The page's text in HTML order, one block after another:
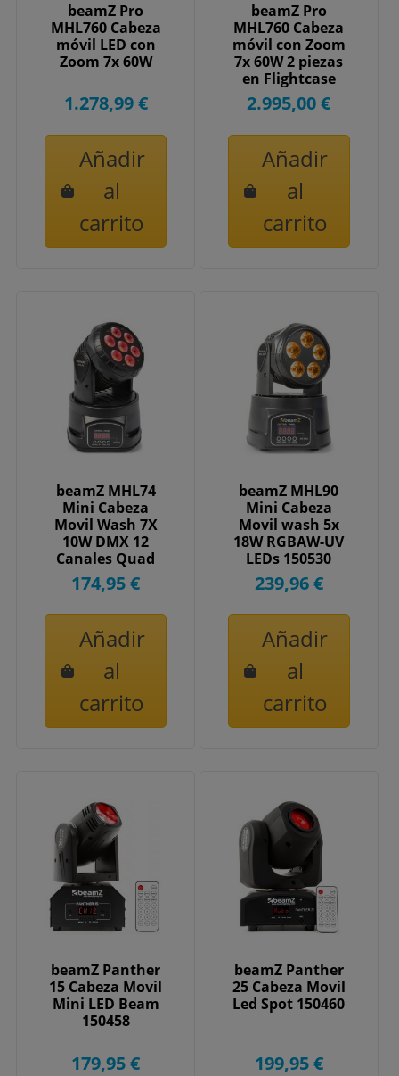
beamZ Pro
MHL760 Cabeza
móvil LED con
Zoom 7x 60W
1.278,99 €
Añadir
al
carrito
beamZ Pro
MHL760 Cabeza
móvil con Zoom
7x 60W 2 piezas
en Flightcase
2.995,00 €
Añadir
al
carrito
beamZ MHL74
Mini Cabeza
Movil Wash 7X
10W DMX 12
Canales Quad
LED 150518
174,95 €
Añadir
al
carrito
beamZ MHL90
Mini Cabeza
Movil wash 5x
18W RGBAW-UV
LEDs 150530
239,96 €
Añadir
al
carrito
beamZ Panther
15 Cabeza Movil
Mini LED Beam
150458
179,95 €
beamZ Panther
25 Cabeza Movil
Led Spot 150460
199,95 €